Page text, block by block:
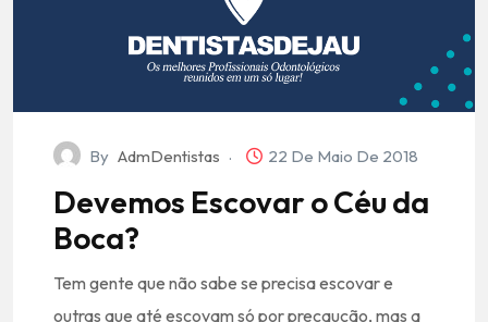
By AdmDentistas 22 De Maio De 2018
Devemos Escovar o Céu da
Boca?
Tem gente que não sabe se precisa escovar e
outras que até escovam só por precaução, mas a